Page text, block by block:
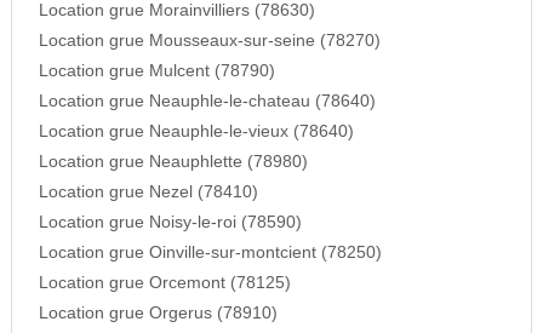
Location grue Morainvilliers (78630)
Location grue Mousseaux-sur-seine (78270)
Location grue Mulcent (78790)
Location grue Neauphle-le-chateau (78640)
Location grue Neauphle-le-vieux (78640)
Location grue Neauphlette (78980)
Location grue Nezel (78410)
Location grue Noisy-le-roi (78590)
Location grue Oinville-sur-montcient (78250)
Location grue Orcemont (78125)
Location grue Orgerus (78910)